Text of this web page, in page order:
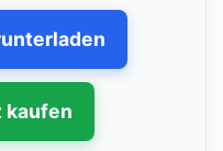
kaufen